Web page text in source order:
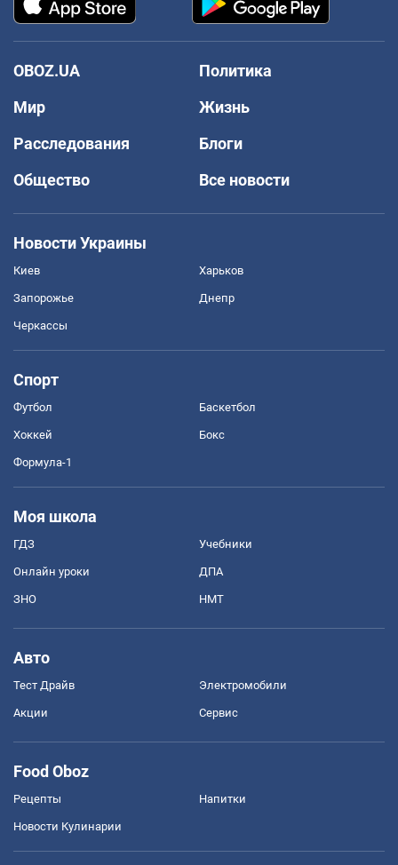
OBOZ.UA
Политика
Мир
Жизнь
Расследования
Блоги
Общество
Все новости
Новости Украины
Киев Харьков
Запорожье Днепр
Черкассы
Спорт
Футбол Баскетбол
Хоккей Бокс
Формула-1
Моя школа
ГДЗ Учебники
Онлайн уроки ДПА
ЗНО НМТ
Авто
Тест Драйв Электромобили
Акции Сервис
Food Oboz
Рецепты Напитки
Новости Кулинарии